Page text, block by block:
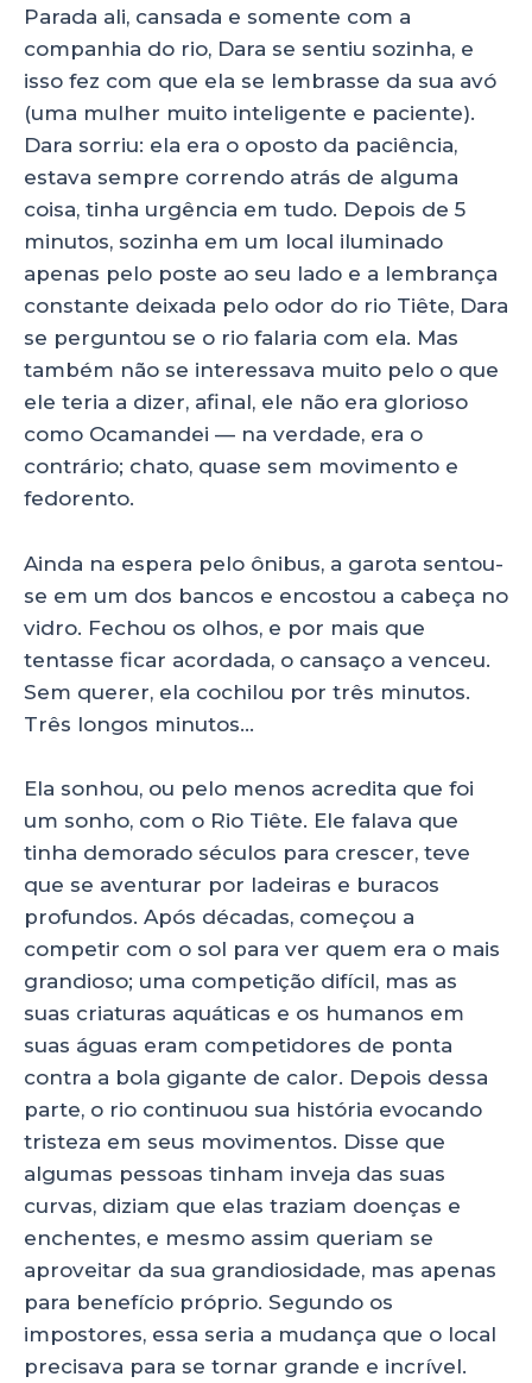
Parada ali, cansada e somente com a
companhia do rio, Dara se sentiu sozinha, e
isso fez com que ela se lembrasse da sua avó
(uma mulher muito inteligente e paciente).
Dara sorriu: ela era o oposto da paciência,
estava sempre correndo atrás de alguma
coisa, tinha urgência em tudo. Depois de 5
minutos, sozinha em um local iluminado
apenas pelo poste ao seu lado e a lembrança
constante deixada pelo odor do rio Tiête, Dara
se perguntou se o rio falaria com ela. Mas
também não se interessava muito pelo o que
ele teria a dizer, afinal, ele não era glorioso
como Ocamandei — na verdade, era o
contrário; chato, quase sem movimento e
fedorento.
Ainda na espera pelo ônibus, a garota sentou-
se em um dos bancos e encostou a cabeça no
vidro. Fechou os olhos, e por mais que
tentasse ficar acordada, o cansaço a venceu.
Sem querer, ela cochilou por três minutos.
Três longos minutos…
Ela sonhou, ou pelo menos acredita que foi
um sonho, com o Rio Tiête. Ele falava que
tinha demorado séculos para crescer, teve
que se aventurar por ladeiras e buracos
profundos. Após décadas, começou a
competir com o sol para ver quem era o mais
grandioso; uma competição difícil, mas as
suas criaturas aquáticas e os humanos em
suas águas eram competidores de ponta
contra a bola gigante de calor. Depois dessa
parte, o rio continuou sua história evocando
tristeza em seus movimentos. Disse que
algumas pessoas tinham inveja das suas
curvas, diziam que elas traziam doenças e
enchentes, e mesmo assim queriam se
aproveitar da sua grandiosidade, mas apenas
para benefício próprio. Segundo os
impostores, essa seria a mudança que o local
precisava para se tornar grande e incrível.